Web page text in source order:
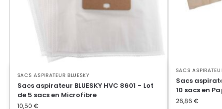
SACS ASPIRATEUR BLUESKY
Sacs aspirateur BLUESKY HVC 8601 – Lot
de 5 sacs en Microfibre
10,50 €
SACS
Sacs
10 sacs en
26,86 €